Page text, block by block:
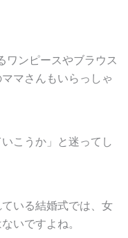
ワンピースやブラウス
マさんもいらっしゃ
こうか」と迷ってし
いる結婚式では、女
いですよね。